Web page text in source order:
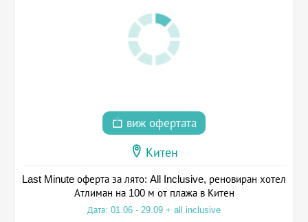
виж офертата
Китен
Last Minute оферта за лято: All Inclusive, реновиран хотел
Атлиман на 100 м от плажа в Китен
Дата: 01.06 - 29.09 + all inclusive